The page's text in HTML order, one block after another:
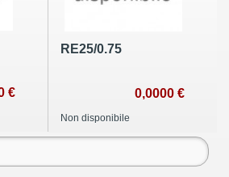
€
RE25/0.75
0,0000 €
Non disponibile